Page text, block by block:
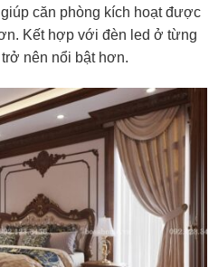
căn phòng kích hoạt được
Kết hợp với đèn led ở từng
nên nổi bật hơn.